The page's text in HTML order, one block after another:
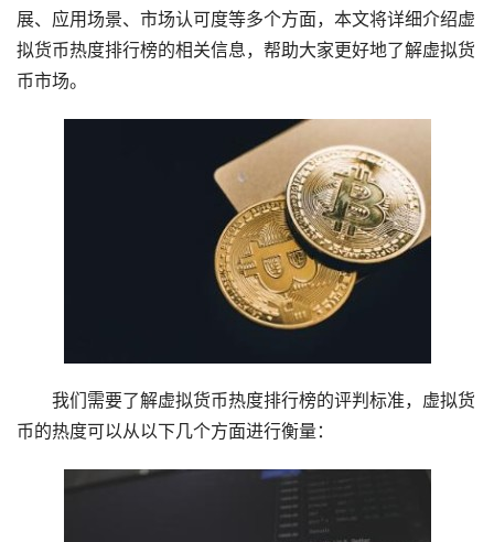
展、应用场景、市场认可度等多个方面，本文将详细介绍虚
拟货币热度排行榜的相关信息，帮助大家更好地了解虚拟货
币市场。
我们需要了解虚拟货币热度排行榜的评判标准，虚拟货
币的热度可以从以下几个方面进行衡量：